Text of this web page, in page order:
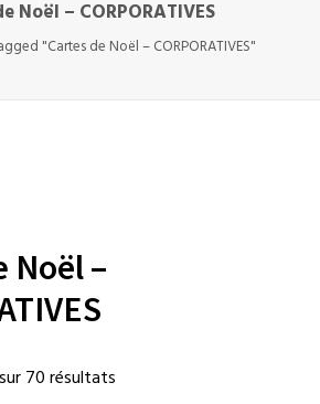
Noël – CORPORATIVES
"Cartes de Noël – CORPORATIVES"
Noël –
70 résultats